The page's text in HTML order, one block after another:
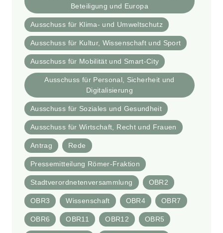
Beteiligung und Europa
Ausschuss für Klima- und Umweltschutz
Ausschuss für Kultur, Wissenschaft und Sport
Ausschuss für Mobilität und Smart-City
Ausschuss für Personal, Sicherheit und
Digitalisierung
Ausschuss für Soziales und Gesundheit
Ausschuss für Wirtschaft, Recht und Frauen
Antrag Rede
Pressemitteilung Römer-Fraktion
Stadtverordnetenversammlung OBR2
OBR3 Wissenschaft OBR4 OBR7
OBR6 OBR11 OBR12 OBR5